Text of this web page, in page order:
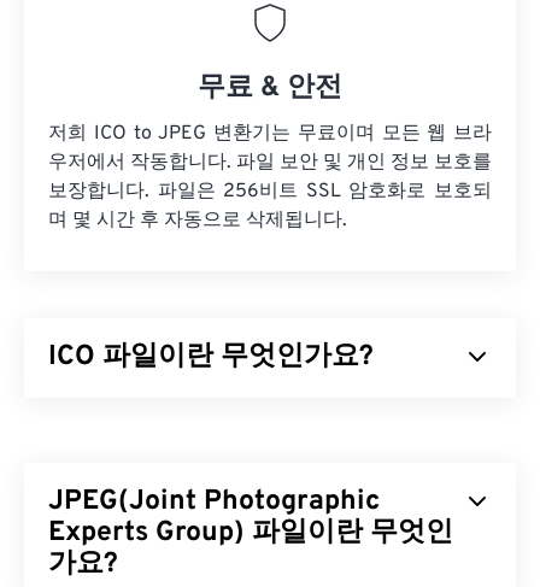
무료 & 안전
저희 ICO to JPEG 변환기는 무료이며 모든 웹 브라
우저에서 작동합니다. 파일 보안 및 개인 정보 보호를
보장합니다. 파일은 256비트 SSL 암호화로 보호되
며 몇 시간 후 자동으로 삭제됩니다.
ICO 파일이란 무엇인가요?
션과 연관시킬 수 있도록 아이콘을 표시하는 데 필요
한 이미지를 저장하고 크기를 조정할 수 있는 편리한
공간을 제공합니다.
JPEG(Joint Photographic
Experts Group) 파일이란 무엇인
가요?